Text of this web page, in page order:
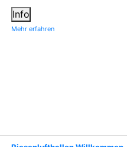
Info
Mehr erfahren